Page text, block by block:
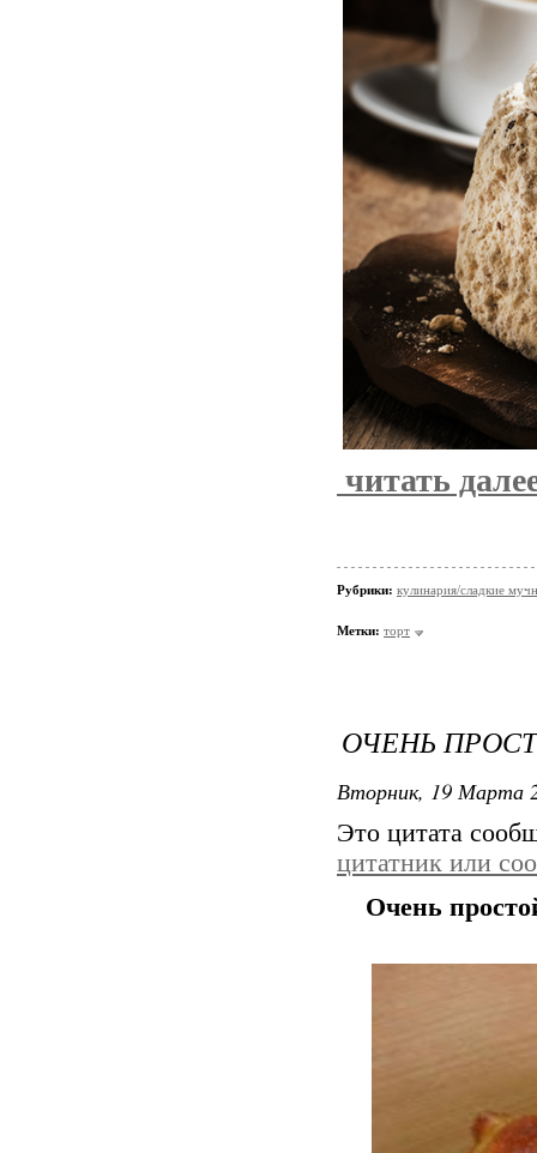
читать
Рубрики: кулинария/сладкие
Метки: торт
ОЧЕНЬ
Вторник, 19 Марта
Это цитата
цитатник или
Очень